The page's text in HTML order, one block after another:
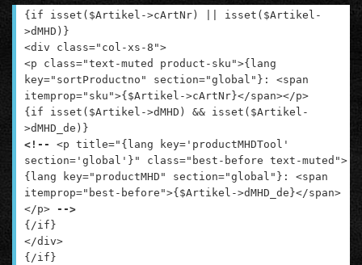
{if isset($Artikel->cArtNr) || isset($Artikel-
>dMHD)}
<div class="col-xs-8">
<p class="text-muted product-sku">{lang
key="sortProductno" section="global"}: <span
itemprop="sku">{$Artikel->cArtNr}</span></p>
{if isset($Artikel->dMHD) && isset($Artikel-
>dMHD_de)}
<!--
<p title="{lang key='productMHDTool'
section='global'}" class="best-before text-muted">
{lang key="productMHD" section="global"}: <span
itemprop="best-before">{$Artikel->dMHD_de}</span>
</p> -->
{/if}
</div>
{/if}